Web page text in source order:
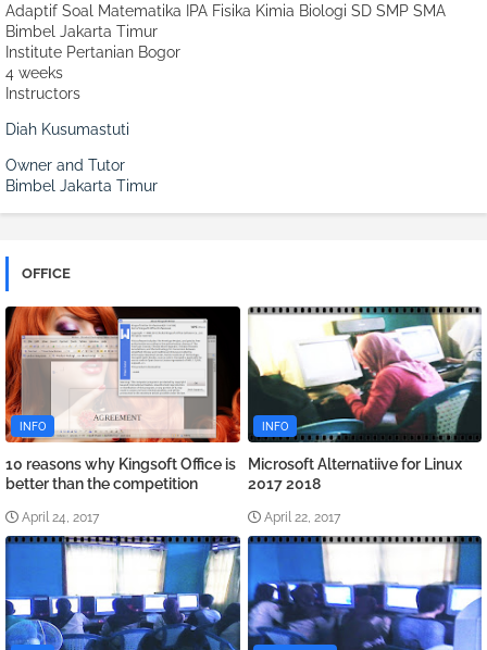
Adaptif Soal Matematika IPA Fisika Kimia Biologi SD SMP SMA
Bimbel Jakarta Timur
Institute Pertanian Bogor
4 weeks
Instructors
Diah Kusumastuti
Owner and Tutor
Bimbel Jakarta Timur
OFFICE
INFO
10 reasons why Kingsoft Office is
better than the competition
April 24, 2017
INFO
Microsoft Alternatiive for Linux
2017 2018
April 22, 2017